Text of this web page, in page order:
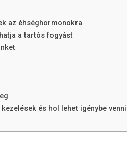
az éhséghormonokra
a tartós fogyást
és hol lehet igénybe